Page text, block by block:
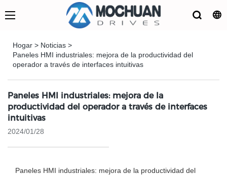
Hogar > Noticias >
Paneles HMI industriales: mejora de la productividad del
operador a través de interfaces intuitivas
Paneles HMI industriales: mejora de la
productividad del operador a través de interfaces
intuitivas
2024/01/28
Paneles HMI industriales: mejora de la productividad del